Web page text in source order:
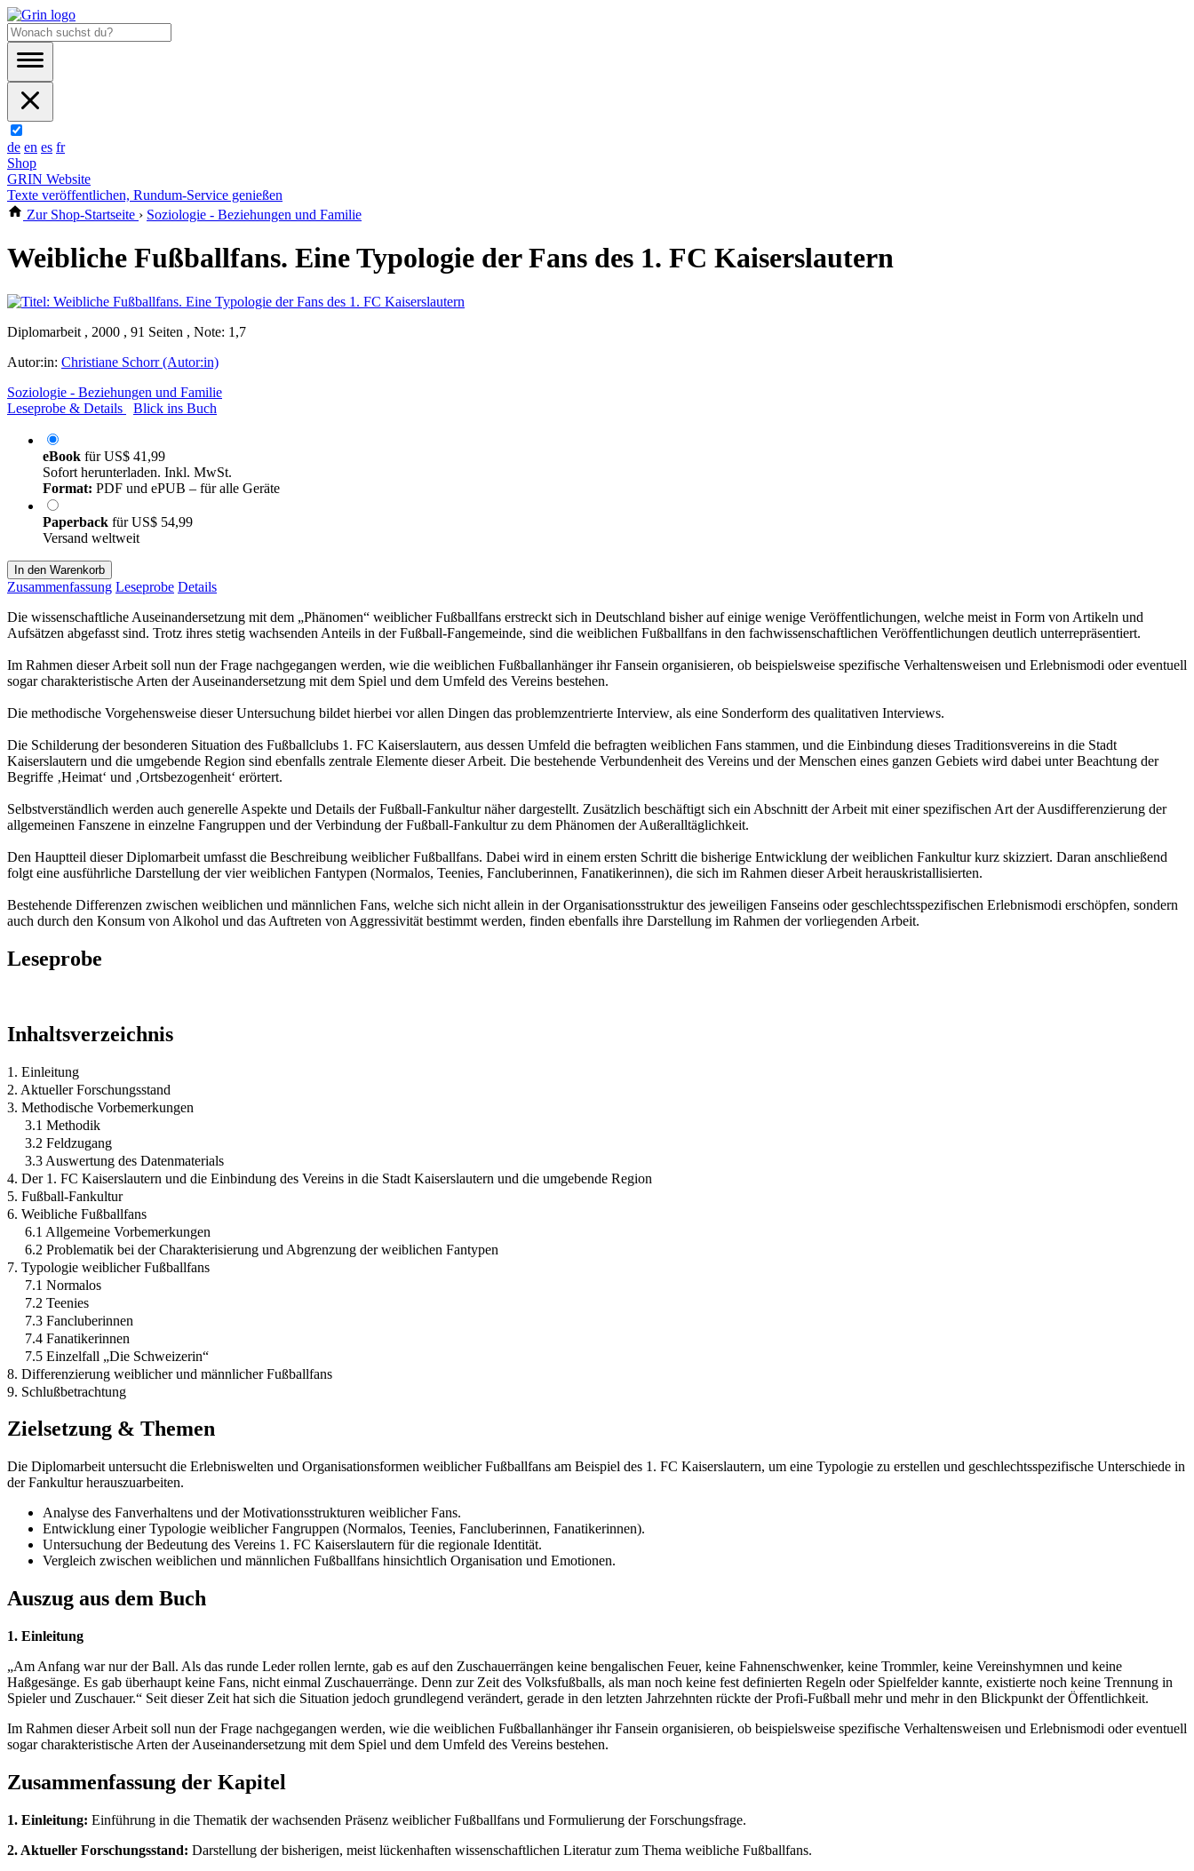
de en es fr
Shop
GRIN Website
Texte veröffentlichen, Rundum-Service genießen
Zur Shop-Startseite › Soziologie - Beziehungen und Familie
Weibliche Fußballfans. Eine Typologie der Fans des 1. FC Kaiserslautern
Diplomarbeit , 2000 , 91 Seiten , Note: 1,7
Autor:in: Christiane Schorr (Autor:in)
Soziologie - Beziehungen und Familie
Leseprobe & Details
Blick ins Buch
eBook fürUS$ 41,99
Sofort herunterladen. Inkl. MwSt.
Format: PDF und ePUB – für alle Geräte
Paperback fürUS$ 54,99
Versand weltweit
In den Warenkorb
Zusammenfassung Leseprobe Details
Die wissenschaftliche Auseinandersetzung mit dem „Phänomen“ weiblicher Fußballfans erstreckt sich in Deutschland bisher auf einige wenige Veröffentlichungen, welche meist in Form von Artikeln und
Aufsätzen abgefasst sind. Trotz ihres stetig wachsenden Anteils in der Fußball-Fangemeinde, sind die weiblichen Fußballfans in den fachwissenschaftlichen Veröffentlichungen deutlich unterrepräsentiert.
Im Rahmen dieser Arbeit soll nun der Frage nachgegangen werden, wie die weiblichen Fußballanhänger ihr Fansein organisieren, ob beispielsweise spezifische Verhaltensweisen und Erlebnismodi oder eventuell
sogar charakteristische Arten der Auseinandersetzung mit dem Spiel und dem Umfeld des Vereins bestehen.
Die methodische Vorgehensweise dieser Untersuchung bildet hierbei vor allen Dingen das problemzentrierte Interview, als eine Sonderform des qualitativen Interviews.
Die Schilderung der besonderen Situation des Fußballclubs 1. FC Kaiserslautern, aus dessen Umfeld die befragten weiblichen Fans stammen, und die Einbindung dieses Traditionsvereins in die Stadt
Kaiserslautern und die umgebende Region sind ebenfalls zentrale Elemente dieser Arbeit. Die bestehende Verbundenheit des Vereins und der Menschen eines ganzen Gebiets wird dabei unter Beachtung der
Begriffe ‚Heimat‘ und ‚Ortsbezogenheit‘ erörtert.
Selbstverständlich werden auch generelle Aspekte und Details der Fußball-Fankultur näher dargestellt. Zusätzlich beschäftigt sich ein Abschnitt der Arbeit mit einer spezifischen Art der Ausdifferenzierung der
allgemeinen Fanszene in einzelne Fangruppen und der Verbindung der Fußball-Fankultur zu dem Phänomen der Außeralltäglichkeit.
Den Hauptteil dieser Diplomarbeit umfasst die Beschreibung weiblicher Fußballfans. Dabei wird in einem ersten Schritt die bisherige Entwicklung der weiblichen Fankultur kurz skizziert. Daran anschließend
folgt eine ausführliche Darstellung der vier weiblichen Fantypen (Normalos, Teenies, Fancluberinnen, Fanatikerinnen), die sich im Rahmen dieser Arbeit herauskristallisierten.
Bestehende Differenzen zwischen weiblichen und männlichen Fans, welche sich nicht allein in der Organisationsstruktur des jeweiligen Fanseins oder geschlechtsspezifischen Erlebnismodi erschöpfen, sondern
auch durch den Konsum von Alkohol und das Auftreten von Aggressivität bestimmt werden, finden ebenfalls ihre Darstellung im Rahmen der vorliegenden Arbeit.
Leseprobe
Inhaltsverzeichnis
1. Einleitung
2. Aktueller Forschungsstand
3. Methodische Vorbemerkungen
3.1 Methodik
3.2 Feldzugang
3.3 Auswertung des Datenmaterials
4. Der 1. FC Kaiserslautern und die Einbindung des Vereins in die Stadt Kaiserslautern und die umgebende Region
5. Fußball-Fankultur
6. Weibliche Fußballfans
6.1 Allgemeine Vorbemerkungen
6.2 Problematik bei der Charakterisierung und Abgrenzung der weiblichen Fantypen
7. Typologie weiblicher Fußballfans
7.1 Normalos
7.2 Teenies
7.3 Fancluberinnen
7.4 Fanatikerinnen
7.5 Einzelfall „Die Schweizerin“
8. Differenzierung weiblicher und männlicher Fußballfans
9. Schlußbetrachtung
Zielsetzung & Themen
Die Diplomarbeit untersucht die Erlebniswelten und Organisationsformen weiblicher Fußballfans am Beispiel des 1. FC Kaiserslautern, um eine Typologie zu erstellen und geschlechtsspezifische Unterschiede in
der Fankultur herauszuarbeiten.
Analyse des Fanverhaltens und der Motivationsstrukturen weiblicher Fans.
Entwicklung einer Typologie weiblicher Fangruppen (Normalos, Teenies, Fancluberinnen, Fanatikerinnen).
Untersuchung der Bedeutung des Vereins 1. FC Kaiserslautern für die regionale Identität.
Vergleich zwischen weiblichen und männlichen Fußballfans hinsichtlich Organisation und Emotionen.
Auszug aus dem Buch
1. Einleitung
„Am Anfang war nur der Ball. Als das runde Leder rollen lernte, gab es auf den Zuschauerrängen keine bengalischen Feuer, keine Fahnenschwenker, keine Trommler, keine Vereinshymnen und keine
Haßgesänge. Es gab überhaupt keine Fans, nicht einmal Zuschauerränge. Denn zur Zeit des Volksfußballs, als man noch keine fest definierten Regeln oder Spielfelder kannte, existierte noch keine Trennung in
Spieler und Zuschauer.“ Seit dieser Zeit hat sich die Situation jedoch grundlegend verändert, gerade in den letzten Jahrzehnten rückte der Profi-Fußball mehr und mehr in den Blickpunkt der Öffentlichkeit.
Im Rahmen dieser Arbeit soll nun der Frage nachgegangen werden, wie die weiblichen Fußballanhänger ihr Fansein organisieren, ob beispielsweise spezifische Verhaltensweisen und Erlebnismodi oder eventuell
sogar charakteristische Arten der Auseinandersetzung mit dem Spiel und dem Umfeld des Vereins bestehen.
Zusammenfassung der Kapitel
1. Einleitung: Einführung in die Thematik der wachsenden Präsenz weiblicher Fußballfans und Formulierung der Forschungsfrage.
2. Aktueller Forschungsstand: Darstellung der bisherigen, meist lückenhaften wissenschaftlichen Literatur zum Thema weibliche Fußballfans.